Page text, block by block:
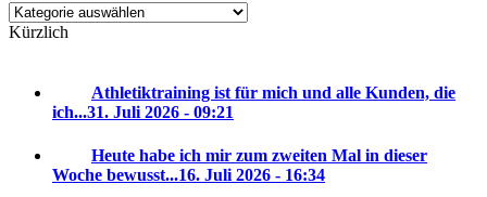
Kategorien
Kürzlich
Athletiktraining ist für mich und alle Kunden, die
ich...31. Juli 2026 - 09:21
Heute habe ich mir zum zweiten Mal in dieser
Woche bewusst...16. Juli 2026 - 16:34